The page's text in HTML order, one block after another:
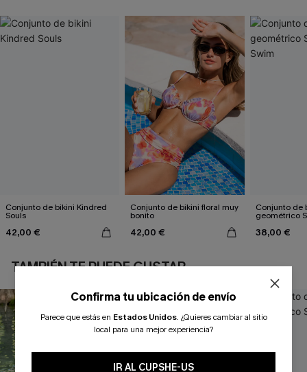
Conjunto de bikini Kindred
Souls
42,00 €
Conjunto de bikini floral muy
bonito
42,00 €
Conjunto de
geométrico
38,00 €
TAMBIÉN TE PUEDE GUSTAR
Confirma tu ubicación de envío
Parece que estás en Estados Unidos. ¿Quieres cambiar al sitio
local para una mejor experiencia?
IR AL CUPSHE-US